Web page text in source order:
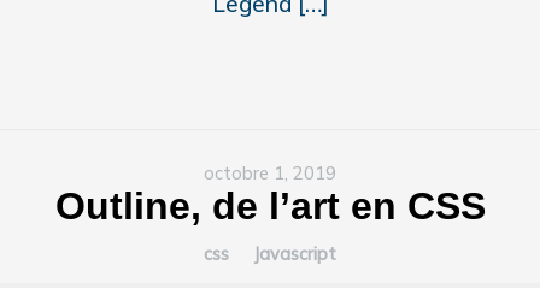
octobre 1, 2019
Outline, de l’art en CSS
css Javascript